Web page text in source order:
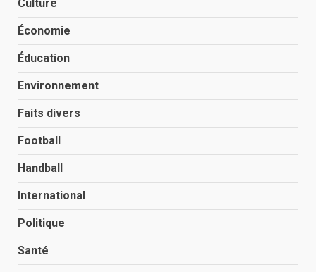
Culture
Économie
Éducation
Environnement
Faits divers
Football
Handball
International
Politique
Santé